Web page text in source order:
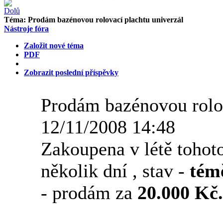
Téma: Prodám bazénovou rolovací plachtu univerzál
Nástroje fóra
Založit nové téma
PDF
Zobrazit poslední příspěvky
Prodám bazénovou
12/11/2008 14:48
Zakoupena v létě
několik dní , stav -
- prodám za 20.000 Kč.